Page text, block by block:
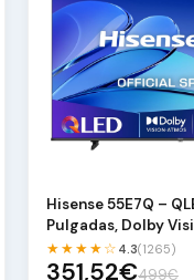
Hisense 55E7Q –
Pulgadas, Dolby
Atmos, Mod…
★★★★☆ 4.3(1265)
351,52€499€